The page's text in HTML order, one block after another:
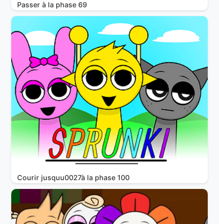
Passer à la phase 69
Courir jusquu0027à la phase 100